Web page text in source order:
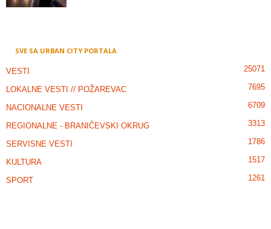
SVE SA URBAN CITY PORTALA
VESTI 25071
LOKALNE VESTI // POŽAREVAC 7695
NACIONALNE VESTI 6709
REGIONALNE - BRANIČEVSKI OKRUG 3313
SERVISNE VESTI 1786
KULTURA 1517
SPORT 1261